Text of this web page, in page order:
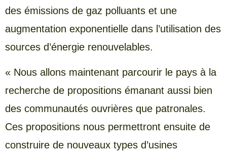
des émissions de gaz polluants et une
augmentation exponentielle dans l’utilisation des
sources d’énergie renouvelables.
« Nous allons maintenant parcourir le pays à la
recherche de propositions émanant aussi bien
des communautés ouvrières que patronales.
Ces propositions nous permettront ensuite de
construire de nouveaux types d’usines